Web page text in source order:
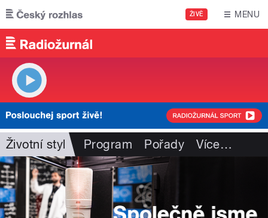
Přejít k hlavnímu obsahu
ŽIVĚ MENU
Životní styl Program Pořady Více…